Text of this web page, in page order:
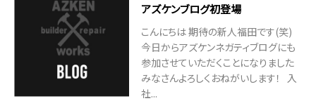
アズケンブログ初登場
こんにちは 期待の新人福田です(笑)
今日からアズケンネガティブログにも
参加させていただくことになりました
みなさんよろしくおねがいします！ 入
社...